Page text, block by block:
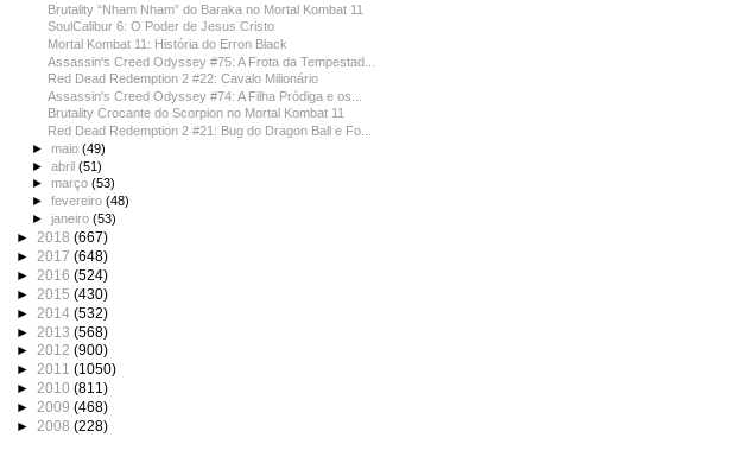
Brutality “Nham Nham” do Baraka no Mortal Kombat 11
SoulCalibur 6: O Poder de Jesus Cristo
Mortal Kombat 11: História do Erron Black
Assassin's Creed Odyssey #75: A Frota da Tempestad...
Red Dead Redemption 2 #22: Cavalo Milionário
Assassin's Creed Odyssey #74: A Filha Pródiga e os...
Brutality Crocante do Scorpion no Mortal Kombat 11
Red Dead Redemption 2 #21: Bug do Dragon Ball e Fo...
►maio(49)
►abril(51)
►março(53)
►fevereiro(48)
►janeiro(53)
► 2018 (667)
► 2017 (648)
► 2016 (524)
► 2015 (430)
► 2014 (532)
► 2013 (568)
► 2012 (900)
► 2011 (1050)
► 2010 (811)
► 2009 (468)
► 2008 (228)